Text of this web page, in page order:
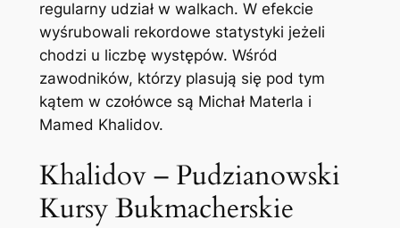
regularny udział w walkach. W efekcie
wyśrubowali rekordowe statystyki jeżeli
chodzi u liczbę występów. Wśród
zawodników, którzy plasują się pod tym
kątem w czołówce są Michał Materla i
Mamed Khalidov.
Khalidov – Pudzianowski
Kursy Bukmacherskie